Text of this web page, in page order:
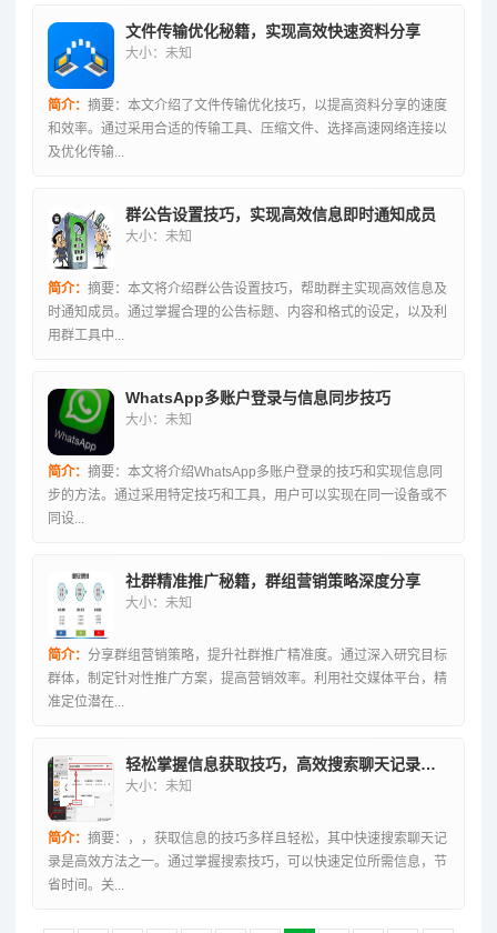
文件传输优化秘籍，实现高效快速资料分享
大小：未知
简介： 摘要：本文介绍了文件传输优化技巧，以提高资料分享的速度
和效率。通过采用合适的传输工具、压缩文件、选择高速网络连接以
及优化传输...
群公告设置技巧，实现高效信息即时通知成员
大小：未知
简介： 摘要：本文将介绍群公告设置技巧，帮助群主实现高效信息及
时通知成员。通过掌握合理的公告标题、内容和格式的设定，以及利
用群工具中...
WhatsApp多账户登录与信息同步技巧
大小：未知
简介： 摘要：本文将介绍WhatsApp多账户登录的技巧和实现信息同
步的方法。通过采用特定技巧和工具，用户可以实现在同一设备或不
同设...
社群精准推广秘籍，群组营销策略深度分享
大小：未知
简介： 分享群组营销策略，提升社群推广精准度。通过深入研究目标
群体，制定针对性推广方案，提高营销效率。利用社交媒体平台，精
准定位潜在...
轻松掌握信息获取技巧，高效搜索聊天记录的方法
大小：未知
简介： 摘要：，，获取信息的技巧多样且轻松，其中快速搜索聊天记
录是高效方法之一。通过掌握搜索技巧，可以快速定位所需信息，节
省时间。关...